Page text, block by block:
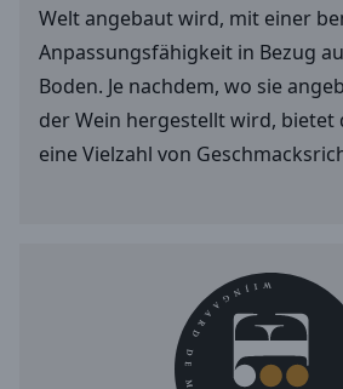
Welt angebaut wird, mit einer
Anpassungsfähigkeit in Bezug
Boden. Je nachdem, wo sie
der Wein hergestellt wird, bietet
eine Vielzahl von